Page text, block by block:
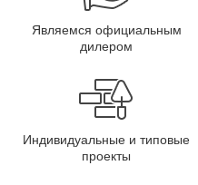
Являемся официальным
дилером
Индивидуальные и типовые
проекты